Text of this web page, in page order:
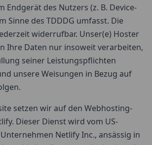
Endgerät des Nutzers (z. B. Device-
Sinne des TDDDG umfasst. Die
widerrufbar. Unser(e) Hoster
Ihre Daten nur insoweit verarbeiten,
seiner Leistungspflichten
unsere Weisungen in Bezug auf
setzen wir auf den Webhosting-
Dieser Dienst wird vom US-
Netlify Inc., ansässig in